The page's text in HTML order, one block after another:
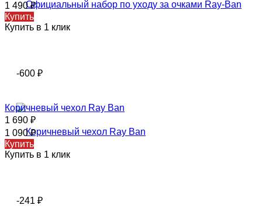
1 490₽
Купить
Купить в 1 клик
-600 ₽
Коричневый чехол Ray Ban
1 690 ₽
1 090₽
Купить
Купить в 1 клик
-241 ₽